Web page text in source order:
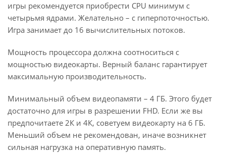
игры рекомендуется приобрести CPU минимум с
четырьмя ядрами. Желательно – с гиперпоточностью.
Игра занимает до 16 вычислительных потоков.
Мощность процессора должна соотноситься с
мощностью видеокарты. Верный баланс гарантирует
максимальную производительность.
Минимальный объем видеопамяти – 4 ГБ. Этого будет
достаточно для игры в разрешении FHD. Если же вы
предпочитаете 2К и 4К, советуем видеокарту на 6 ГБ.
Меньший объем не рекомендован, иначе возникнет
сильная нагрузка на оперативную память.